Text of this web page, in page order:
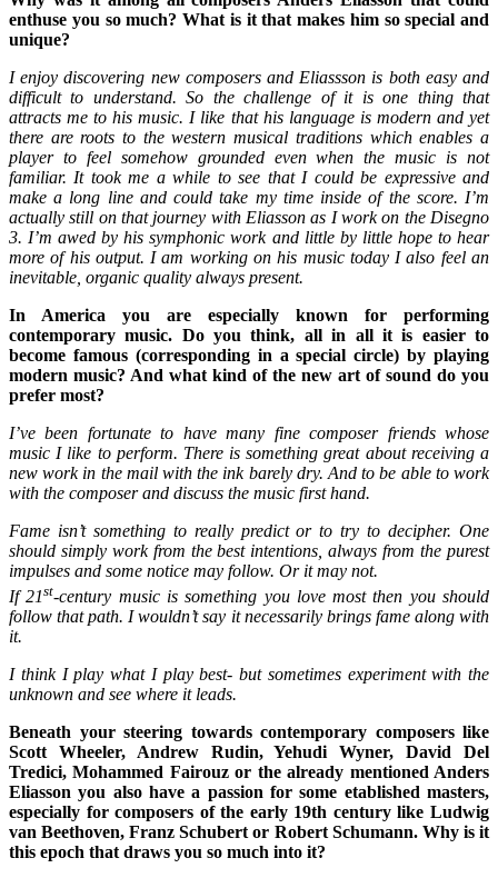
enthuse you so much? What is it that makes him so special and
unique?
I enjoy discovering new composers and Eliassson is both easy and
difficult to understand. So the challenge of it is one thing that
attracts me to his music. I like that his language is modern and yet
there are roots to the western musical traditions which enables a
player to feel somehow grounded even when the music is not
familiar. It took me a while to see that I could be expressive and
make a long line and could take my time inside of the score. I’m
actually still on that journey with Eliasson as I work on the Disegno
3. I’m awed by his symphonic work and little by little hope to hear
more of his output. I am working on his music today I also feel an
inevitable, organic quality always present.
In America you are especially known for performing
contemporary music. Do you think, all in all it is easier to
become famous (corresponding in a special circle) by playing
modern music? And what kind of the new art of sound do you
prefer most?
I’ve been fortunate to have many fine composer friends whose
music I like to perform. There is something great about receiving a
new work in the mail with the ink barely dry. And to be able to work
with the composer and discuss the music first hand.
Fame isn’t something to really predict or to try to decipher. One
should simply work from the best intentions, always from the purest
impulses and some notice may follow. Or it may not.
If 21st-century music is something you love most then you should
follow that path. I wouldn’t say it necessarily brings fame along with
it.
I think I play what I play best- but sometimes experiment with the
unknown and see where it leads.
Beneath your steering towards contemporary composers like
Scott Wheeler, Andrew Rudin, Yehudi Wyner, David Del
Tredici, Mohammed Fairouz or the already mentioned Anders
Eliasson you also have a passion for some etablished masters,
especially for composers of the early 19th century like Ludwig
van Beethoven, Franz Schubert or Robert Schumann. Why is it
this epoch that draws you so much into it?